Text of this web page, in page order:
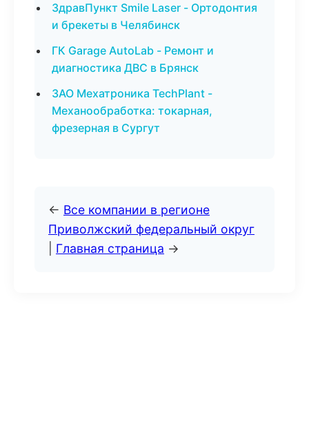
ЗдравПункт Smile Laser - Ортодонтия
и брекеты в Челябинск
ГК Garage AutoLab - Ремонт и
диагностика ДВС в Брянск
ЗАО Мехатроника TechPlant -
Механообработка: токарная,
фрезерная в Сургут
← Все компании в регионе
Приволжский федеральный округ
Главная страница →